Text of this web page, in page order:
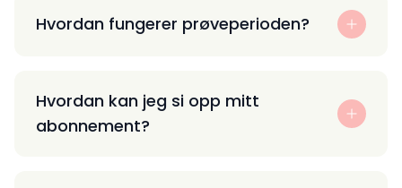
Hvordan fungerer prøveperioden?
Hvordan kan jeg si opp mitt
abonnement?